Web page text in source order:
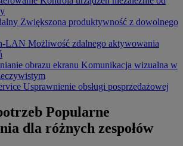
Zwiększona produktywność z dowolnego
LAN Możliwość zdalnego aktywowania
obrazu ekranu Komunikacja wizualna w
Usprawnienie obsługi posprzedażowej
Popularne
dla różnych zespołów